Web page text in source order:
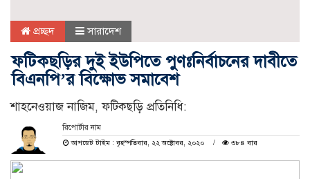
প্রচ্ছদ সারাদেশ
ফটিকছড়ির দুই ইউপিতে পুণঃনির্বাচনের দাবীতে
বিএনপি’র বিক্ষোভ সমাবেশ
শাহনেওয়াজ নাজিম, ফটিকছড়ি প্রতিনিধি:
রিপোর্টার নাম
আপডেট টাইম : বৃহস্পতিবার, ২২ অক্টোবর, ২০২০
৩৮৪ বার